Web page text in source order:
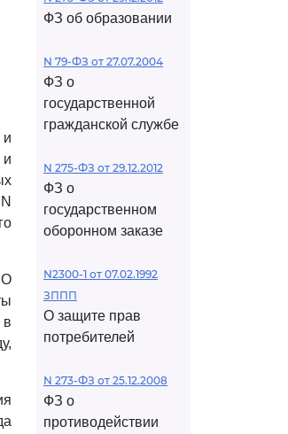
и
в
ФЗ об образовании
N 79-ФЗ от 27.07.2004
ФЗ о
государственной
гражданской службе
N 275-ФЗ от 29.12.2012
ФЗ о
государственном
оборонном заказе
N2300-1 от 07.02.1992
ЗППП
О защите прав
потребителей
N 273-ФЗ от 25.12.2008
ФЗ о
противодействии